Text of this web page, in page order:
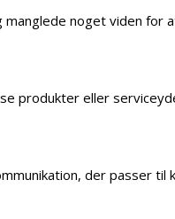
noget viden for
produkter eller
der passer til